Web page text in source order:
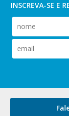
INSCREVA-SE E